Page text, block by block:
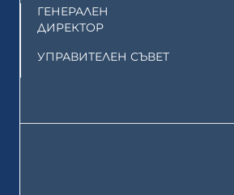
ГЕНЕРАЛЕН
ДИРЕКТОР
УПРАВИТЕЛЕН СЪВЕТ